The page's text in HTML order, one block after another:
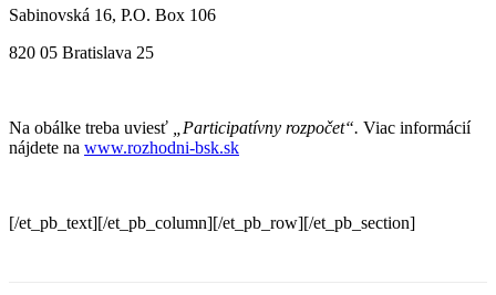
Sabinovská 16, P.O. Box 106
820 05 Bratislava 25
Na obálke treba uviesť „Participatívny rozpočet“. Viac informácií
nájdete na www.rozhodni-bsk.sk
[/et_pb_text][/et_pb_column][/et_pb_row][/et_pb_section]